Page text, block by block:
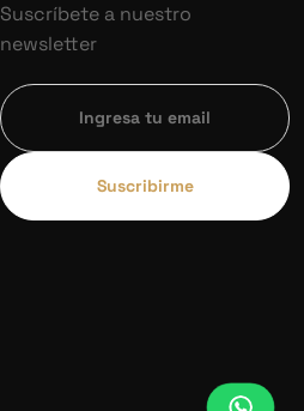
Suscríbete a nuestro
newsletter
Suscribirme